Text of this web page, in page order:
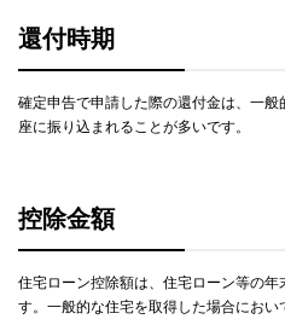
還付時期
確定申告で申請した際の還付金は、一
座に振り込まれることが多いです。
控除金額
住宅ローン控除額は、住宅ローン等の
す。一般的な住宅を取得した場合にお